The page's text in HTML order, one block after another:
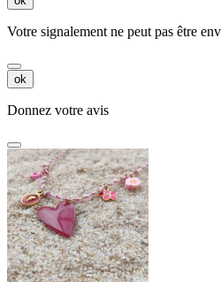
Votre signalement ne peut pas être
ok
Donnez votre avis